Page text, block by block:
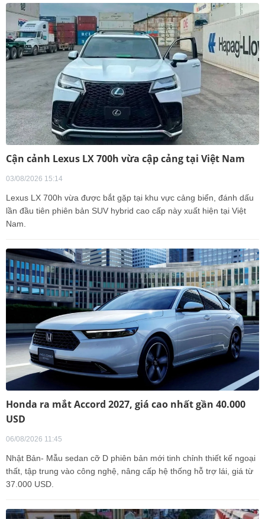
Cận cảnh Lexus LX 700h vừa cập cảng tại Việt Nam
03/08/2026 15:14
Lexus LX 700h vừa được bắt gặp tại khu vực cảng biển, đánh dấu
lần đầu tiên phiên bản SUV hybrid cao cấp này xuất hiện tại Việt
Nam.
Honda ra mắt Accord 2027, giá cao nhất gần 40.000
USD
06/08/2026 11:45
Nhật Bản- Mẫu sedan cỡ D phiên bản mới tinh chỉnh thiết kế ngoại
thất, tập trung vào công nghệ, nâng cấp hệ thống hỗ trợ lái, giá từ
37.000 USD.